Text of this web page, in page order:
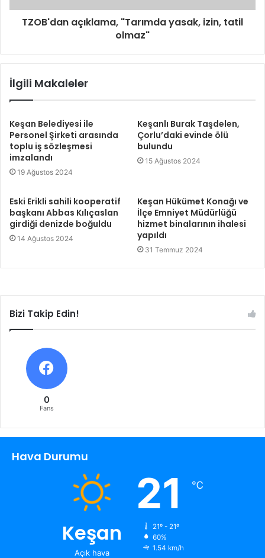
TZOB'dan açıklama, "Tarımda yasak, izin, tatil
olmaz"
İlgili Makaleler
Keşan Belediyesi ile
Personel Şirketi arasında
toplu iş sözleşmesi
imzalandı
19 Ağustos 2024
Keşanlı Burak Taşdelen,
Çorlu’daki evinde ölü
bulundu
15 Ağustos 2024
Eski Erikli sahili kooperatif
başkanı Abbas Kılıçaslan
girdiği denizde boğuldu
14 Ağustos 2024
Keşan Hükümet Konağı ve
İlçe Emniyet Müdürlüğü
hizmet binalarının ihalesi
yapıldı
31 Temmuz 2024
Bizi Takip Edin!
0
Fans
Hava Durumu
Keşan
Açık hava
21 ℃
21º - 21º
60%
1.54 km/h